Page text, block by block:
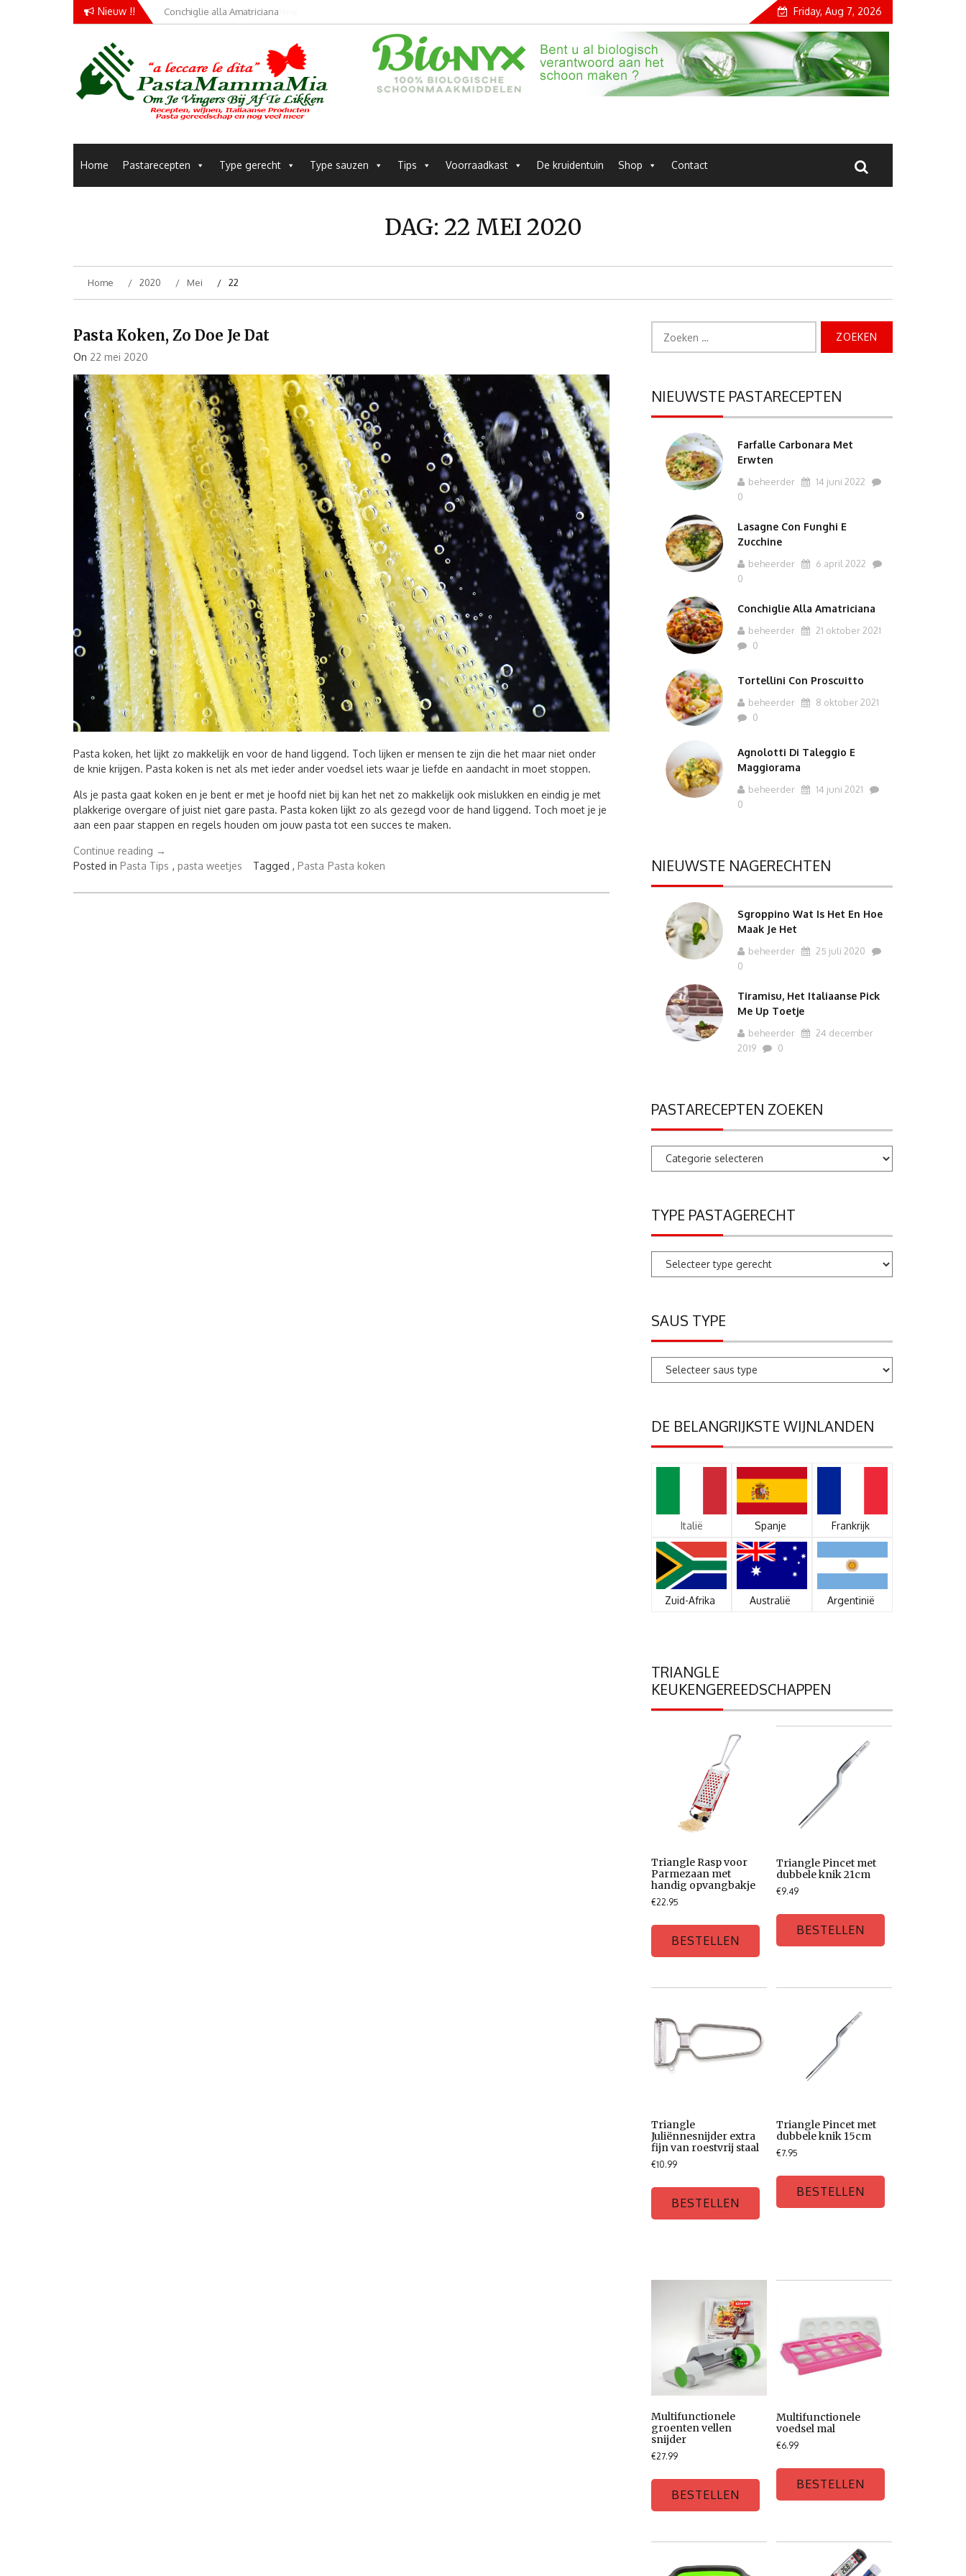
Nieuw !! Conchiglie alla Amatriciana Friday, Aug 7, 2026
Pastamammamia
Home Pastarecepten Type gerecht Type sauzen Tips Voorraadkast De kruidentuin Shop Contact
DAG: 22 MEI 2020
Home 2020 Mei 22
Pasta Koken, Zo Doe Je Dat
On 22 mei 2020
Pasta koken, het lijkt zo makkelijk en voor de hand liggend. Toch lijken er mensen te zijn die het maar niet onder
de knie krijgen. Pasta koken is net als met ieder ander voedsel iets waar je liefde en aandacht in moet stoppen.
Als je pasta gaat koken en je bent er met je hoofd niet bij kan het net zo makkelijk ook mislukken en eindig je met
plakkerige overgare of juist niet gare pasta. Pasta koken lijkt zo als gezegd voor de hand liggend. Toch moet je je
aan een paar stappen en regels houden om jouw pasta tot een succes te maken.
Continue reading “Pasta
koken,
doe
→
Posted in Pasta Tips , pasta weetjes Tagged , Pasta Pasta koken
naar:
NIEUWSTE PASTARECEPTEN
Farfalle Carbonara Met
Erwten
beheerder
14 juni 2022
0
Lasagne Con Funghi E
Zucchine
beheerder
6 april 2022
0
Conchiglie Alla Amatriciana
beheerder
21 oktober 2021
0
Tortellini Con Proscuitto
beheerder
8 oktober 2021
0
Agnolotti Di Taleggio E
Maggiorama
beheerder
14 juni 2021
0
NIEUWSTE NAGERECHTEN
Sgroppino Wat Is Het En Hoe
Maak Je Het
beheerder
25 juli 2020
0
Tiramisu, Het Italiaanse Pick
Me Up Toetje
beheerder
24 december
2019
0
PASTARECEPTEN ZOEKEN
Pastarecepten
TYPE PASTAGERECHT
SAUS TYPE
DE BELANGRIJKSTE WIJNLANDEN
Italië Spanje Frankrijk
Zuid-Afrika Australië Argentinië
TRIANGLE
KEUKENGEREEDSCHAPPEN
Triangle Rasp voor
Parmezaan met
handig opvangbakje
€22.95
BESTELLEN
Triangle Pincet met
dubbele knik 21cm
€9.49
BESTELLEN
Triangle
Juliënnesnijder extra
fijn van roestvrij staal
€10.99
BESTELLEN
Triangle Pincet met
dubbele knik 15cm
€7.95
BESTELLEN
Multifunctionele
groenten vellen
snijder
€27.99
BESTELLEN
Multifunctionele
voedsel mal
€6.99
BESTELLEN